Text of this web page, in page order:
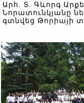
Արհ. Տ. Գևորգ
Նորատունկյանը
գտնվեց Թորիայի